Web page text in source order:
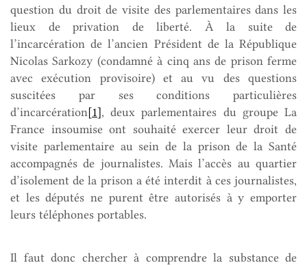
question du droit de visite des parlementaires dans les
lieux de privation de liberté. À la suite de
l’incarcération de l’ancien Président de la République
Nicolas Sarkozy (condamné à cinq ans de prison ferme
avec exécution provisoire) et au vu des questions
suscitées par ses conditions particulières
d’incarcération[1], deux parlementaires du groupe La
France insoumise ont souhaité exercer leur droit de
visite parlementaire au sein de la prison de la Santé
accompagnés de journalistes. Mais l’accès au quartier
d’isolement de la prison a été interdit à ces journalistes,
et les députés ne purent être autorisés à y emporter
leurs téléphones portables.
Il faut donc chercher à comprendre la substance de